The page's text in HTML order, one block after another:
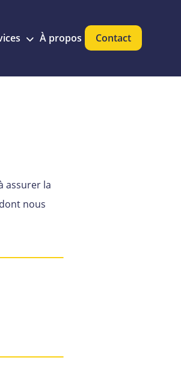
À propos Contact
assurer la
nous